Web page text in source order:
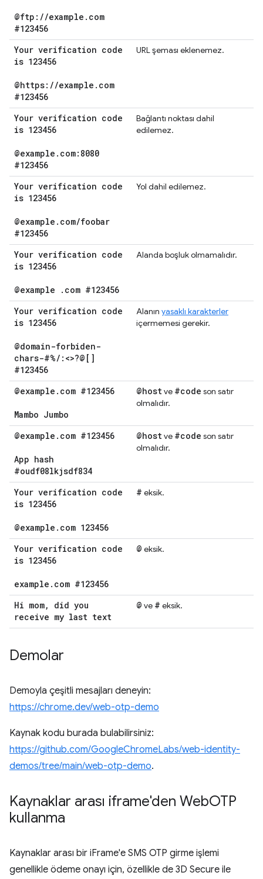
@ftp: //example . com
#123456
Your verification code
is 123456
@https: //example . com
#123456
URL şeması eklenemez.
Your verification code
is 123456
@example . com:8080
#123456
Bağlantı noktası dahil
edilemez.
Your verification code
is 123456
@example . com/foobar
#123456
Yol dahil edilemez.
Your verification code
is 123456
@example . com #123456
Alanda boşluk olmamalıdır.
Your verification code
is 123456
@domain-forbiden-
chars-#%/ :<>?@[]
#123456
Alanın yasaklı karakterler
içermemesi gerekir.
@example . com #123456
Mambo Jumbo
@hostve #code son satır
olmalıdır.
@example . com #123456
App hash
#oudf08lkjsdf834
@hostve #code son satır
olmalıdır.
Your verification code
is 123456
@example . com 123456
# eksik.
Your verification code
is 123456
example . com #123456
@ eksik.
Hi mom,
did you
receive my last text
@ ve # eksik.
Demolar
Demoyla çeşitli mesajları deneyin:
https://chrome.dev/web-otp-demo
Kaynak kodu burada bulabilirsiniz:
https://github.com/GoogleChromeLabs/web-identity-
demos/tree/main/web-otp-demo.
Kaynaklar arası iframe'den WebOTP
kullanma
Kaynaklar arası bir iFrame'e SMS OTP girme işlemi
genellikle ödeme onayı için, özellikle de 3D Secure ile